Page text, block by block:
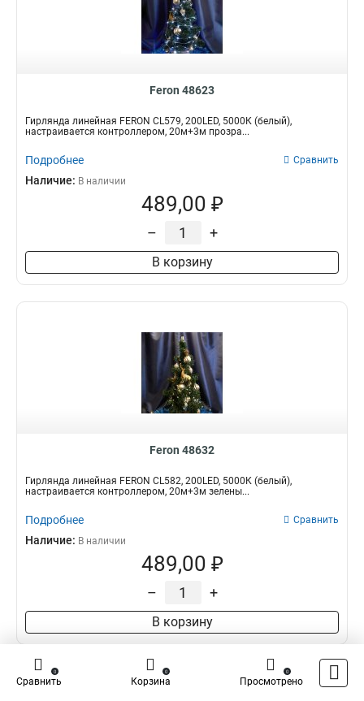
Feron 48623
Гирлянда линейная FERON CL579, 200LED, 5000К (белый),
настраивается контроллером, 20м+3м прозра...
Подробнее Сравнить
Наличие: В наличии
489,00 ₽
– +
В корзину
Feron 48632
Гирлянда линейная FERON CL582, 200LED, 5000К (белый),
настраивается контроллером, 20м+3м зелены...
Подробнее Сравнить
Наличие: В наличии
489,00 ₽
– +
В корзину
Сравнить
0
Корзина
0
Просмотрено
0